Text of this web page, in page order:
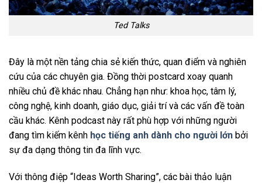
Ted Talks
Đây là một nền tảng chia sẻ kiến thức, quan điểm và nghiên
cứu của các chuyên gia. Đồng thời postcard xoay quanh
nhiều chủ đề khác nhau. Chẳng hạn như: khoa học, tâm lý,
công nghệ, kinh doanh, giáo dục, giải trí và các vấn đề toàn
cầu khác. Kênh podcast này rất phù hợp với những người
đang tìm kiếm kênh học tiếng anh dành cho người lớn bởi
sự đa dạng thông tin đa lĩnh vực.
Với thông điệp “Ideas Worth Sharing”, các bài thảo luận